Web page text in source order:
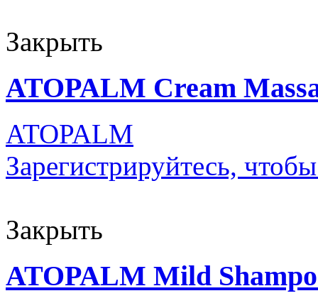
Закрыть
ATOPALM Cream
ATOPALM
Зарегистрируйтесь,
Закрыть
ATOPALM Mild